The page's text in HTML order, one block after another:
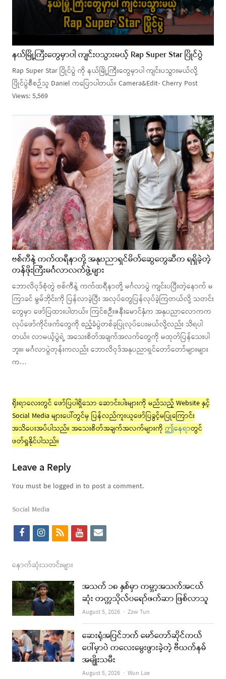
နယ်မြို့ကြီးတွေမှာပါ ကျင်းပသွားမယ့် Rap Super Star ပြိုင်ပွဲ
Rap Super Star ပြိုင်ပွဲ ကို နယ်မြို့ကြီးတွေမှာပါ ကျင်းပသွားမယ်လို့
ပြိုင်ပွဲစီစဉ်သူ Daniel ကပြောပါတယ်။ Camera&Edit- Cherry Post
Views: 5,569
ဗစ်ကီနဲ့ ကက်ထရီနာတို့ အနုပညာရှင်မိတ်ဆွေတွေဆီက ရရှိခဲ့တဲ့
တန်ဖိုးကြီးမင်္ဂလာလက်ဖွဲ့များ
ဘောလိဝုဒ်စုံတွဲ ဗစ်ကီနဲ့ ကက်ထရီနာတို့ မင်္ဂလာပွဲ ကျင်းပပြီးတဲ့နောက် မ
ကြာခင် မွမ်ဘိုင်းကို ပြန်လာခဲ့ပြီး အလုပ်တွေပြန်လုပ်ခဲ့ကြတယ်လို့ သတင်း
တွေမှာ ဖော်ပြထားပါတယ်။ ကြင်စဉီးဇနီးမောင်နှံက အနုပညာလောကက
လုပ်ဖော်ကိုင်ဖက်တွေကို ဧည့်ခံပွဲတစ်ခုပြုလုပ်ပေးမယ်လို့လည်း သိရပါ
တယ်။ လာမယ့်ပွဲရဲ့ အသေးစိတ်အချက်အလက်တွေကို မထုတ်ပြန်သေးပါ
ဘူး။ မင်္ဂလာပွဲတုန်းကလည်း ဘောလိဝုဒ်အနုပညာရှင်တော်တော်များများ
က…
ရိုးရာလေးတွင် ဖော်ပြပါရှိသော ဆောင်းပါးများကို မည်သည့် Website နှင့်
Social Media များပေါ်တွင်မှ ပြန်လည်ကူးယူဖော်ပြခွင့်မပြုကြောင်း
အသိပေးအပ်ပါသည်။ အသေးစိတ်အချက်အလက်များကို ဤနေရာတွင်
ဖတ်ရှုနိုင်ပါသည်။
Leave a Reply
You must be logged in to post a comment.
Social Media
f
c
e
b
o
o
k
i
s
t
a
g
r
a
m
r
s
y
t
u
b
e
i
l
နောက်ဆုံးသတင်းများ
အသက် ၁၈ နှစ်မှာ ကမ္ဘာ့အသက်အငယ်
ဆုံး တက္ကသိုလ်ပရော်ဖက်ဆာ ဖြစ်လာသူ
August 5, 2026 Author
Zaw Tun
ဆေးရုံအပြင်ဘက် မော်တော်ဆိုင်ကယ်
ပေါ်မှာပဲ ကလေးမွေးဖွားခဲ့တဲ့ ဗီယက်နမ်
အမျိုးသမီး
August 5, 2026 Author
Wun Lae